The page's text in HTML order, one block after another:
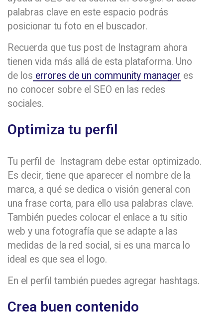
palabras clave en este espacio podrás
posicionar tu foto en el buscador.
Recuerda que tus post de Instagram ahora
tienen vida más allá de esta plataforma. Uno
de los errores de un community manager es
no conocer sobre el SEO en las redes
sociales.
Optimiza tu perfil
Tu perfil de Instagram debe estar optimizado.
Es decir, tiene que aparecer el nombre de la
marca, a qué se dedica o visión general con
una frase corta, para ello usa palabras clave.
También puedes colocar el enlace a tu sitio
web y una fotografía que se adapte a las
medidas de la red social, si es una marca lo
ideal es que sea el logo.
En el perfil también puedes agregar hashtags.
Crea buen contenido